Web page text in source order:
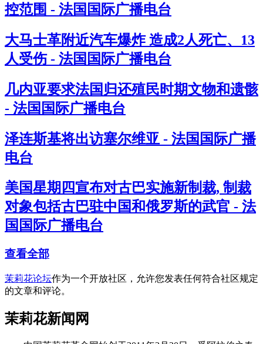
控范围 - 法国国际广播电台
大马士革附近汽车爆炸 造成2人死亡、13
人受伤 - 法国国际广播电台
几内亚要求法国归还殖民时期文物和遗骸
- 法国国际广播电台
泽连斯基将出访塞尔维亚 - 法国国际广播
电台
美国星期四宣布对古巴实施新制裁, 制裁
对象包括古巴驻中国和俄罗斯的武官 - 法
国国际广播电台
查看全部
茉莉花论坛作为一个开放社区，允许您发表任何符合社区规定
的文章和评论。
茉莉花新闻网